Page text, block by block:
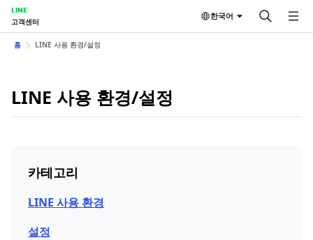
LINE
고객센터
한국어
홈 LINE 사용 환경/설정
LINE 사용 환경/설정
카테고리
LINE 사용 환경
설정